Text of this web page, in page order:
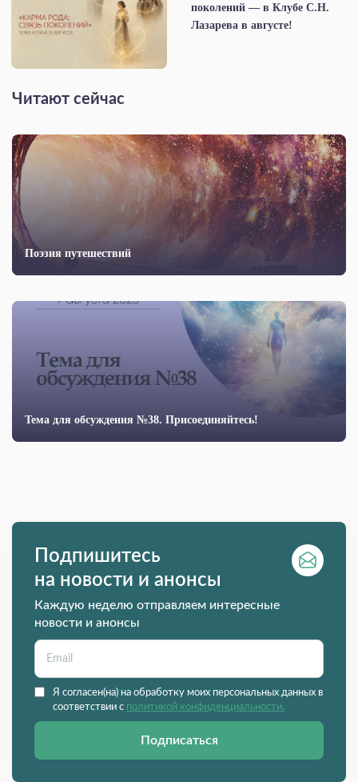
поколений — в Клубе С.Н.
Лазарева в августе!
Читают сейчас
Поэзия путешествий
Тема для обсуждения №38. Присоединяйтесь!
Подпишитесь
на новости и анонсы
Каждую неделю отправляем интересные
новости и анонсы
Я согласен(на) на обработку моих персональных данных в
соответствии с политикой конфиденциальности.
Подписаться